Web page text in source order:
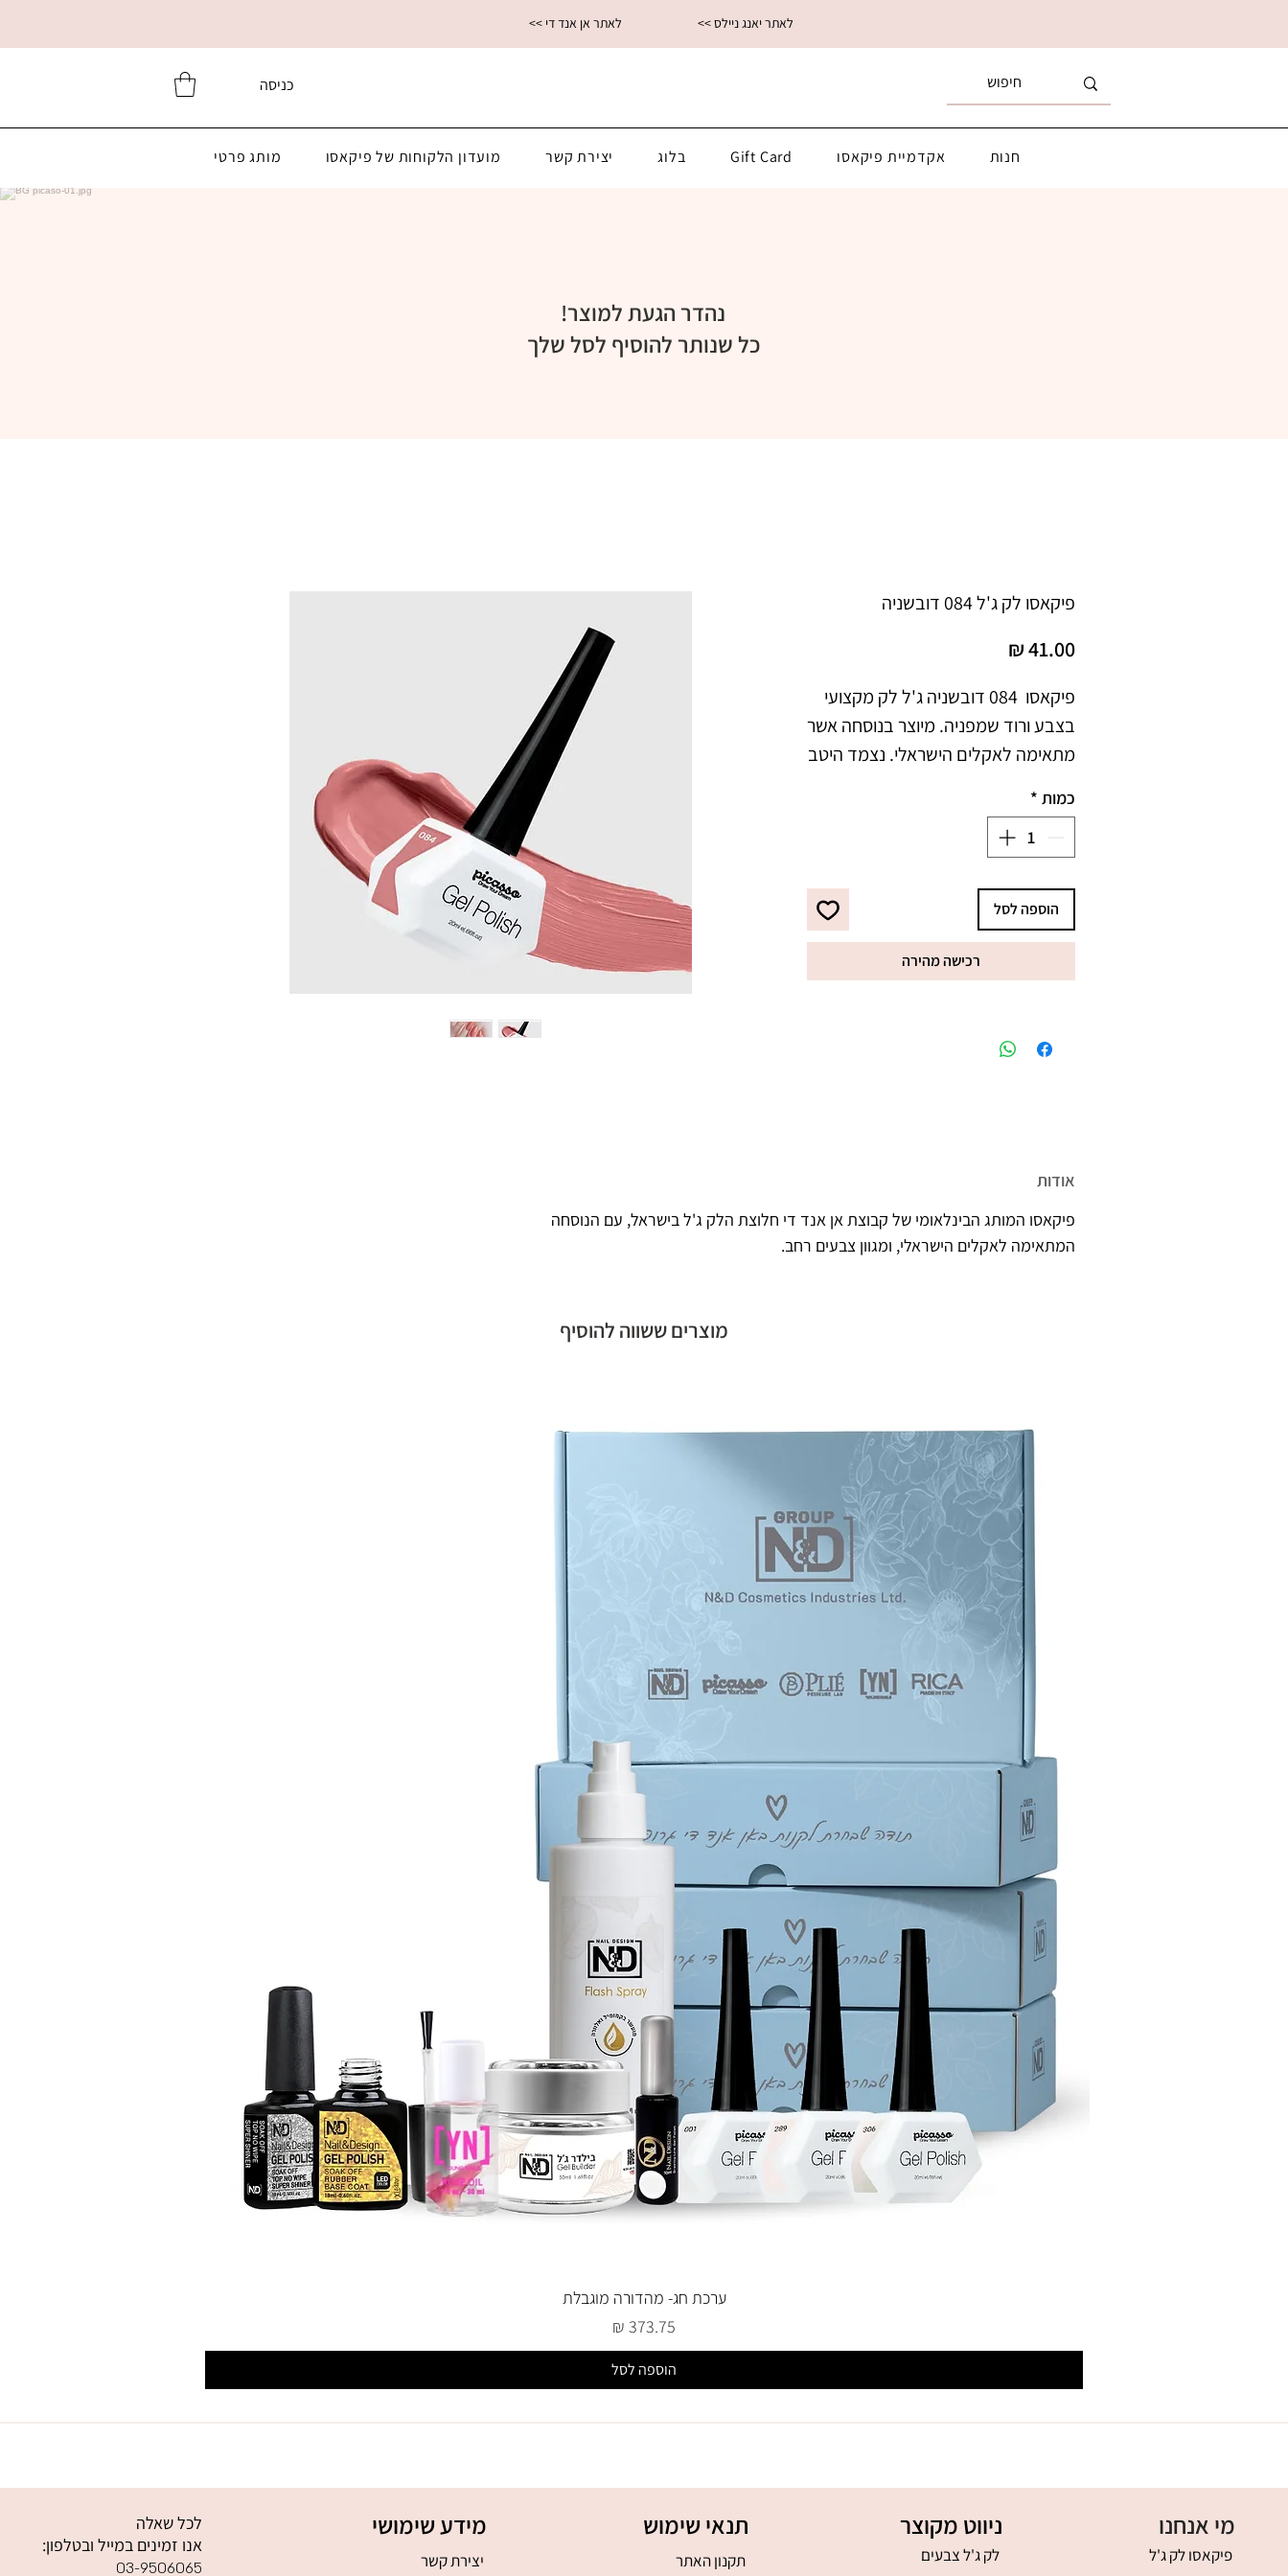
<< לאתר אן אנד די << לאתר יאנג ניילס
כניסה
חנות אקדמיית פיקאסו Gift Card בלוג יצירת קשר מועדון הלקוחות של פיקאסו מותג פרטי
נהדר הגעת למוצר!
כל שנותר להוסיף לסל שלך
פיקאסו לק ג'ל 084 דובשניה
מדויקת, הסוגרת את הקוטיקולה בצורה
מיוצר בישראל, ברישיון משרד הבריאות.
כמות *
הוספה לסל
רכישה מהירה
אודות
פיקאסו המותג הבינלאומי של קבוצת אן אנד די חלוצת הלק ג'ל בישראל, עם הנוסחה
המתאימה לאקלים הישראלי, ומגוון צבעים רחב.
מוצרים ששווה להוסיף
ערכת חג- מהדורה מוגבלת
מחיר
הוספה לסל
לכל שאלה
אנו זמינים במייל ובטלפון:
03-9506065
מידע שימושי
יצירת קשר
תנאי שימוש
תקנון האתר
ניווט מקוצר
לק ג'ל צבעים
מי אנחנו
פיקאסו לק ג'ל